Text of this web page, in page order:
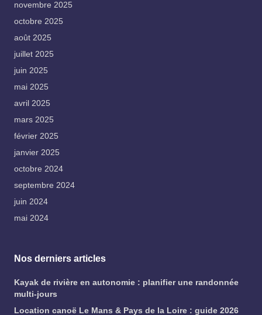
novembre 2025
octobre 2025
août 2025
juillet 2025
juin 2025
mai 2025
avril 2025
mars 2025
février 2025
janvier 2025
octobre 2024
septembre 2024
juin 2024
mai 2024
Nos derniers articles
Kayak de rivière en autonomie : planifier une randonnée
multi-jours
Location canoë Le Mans & Pays de la Loire : guide 2026